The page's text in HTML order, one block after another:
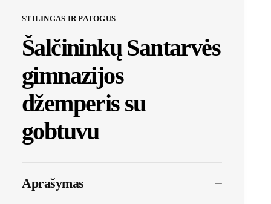
STILINGAS IR PATOGUS
Šalčininkų Santarvės
gimnazijos
džemperis su
gobtuvu
Aprašymas